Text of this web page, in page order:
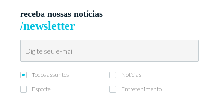
receba nossas notícias
/newsletter
Todos assuntos
Notícias
Esporte
Entretenimento